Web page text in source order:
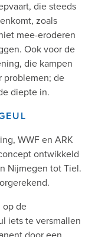
die steeds
zoals
mee-eroderen
Ook voor de
die kampen
problemen; de
diepte in.
WWF en ARK
ontwikkeld
Nijmegen tot Tiel.
op de
iets te versmallen